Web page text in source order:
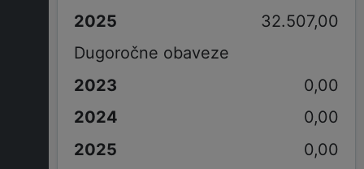
32.507,00
Dugoročne obaveze
0,00
0,00
0,00